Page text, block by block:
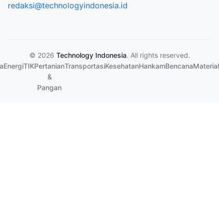
redaksi@technologyindonesia.id
© 2026 Technology Indonesia. All rights reserved.
EnergiTIKPertanian
&
Pangan
TransportasiKesehatanHankamBencanaMaterial